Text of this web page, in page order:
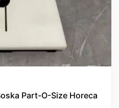
Part-O-Size Horeca